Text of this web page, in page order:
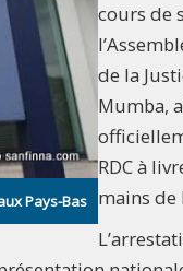
Pays-Bas
cours de
de la
Mumba,
RDC à
mains de